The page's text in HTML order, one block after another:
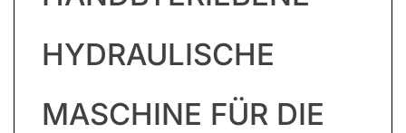
HYDRAULISCHE
MASCHINE FÜR DIE